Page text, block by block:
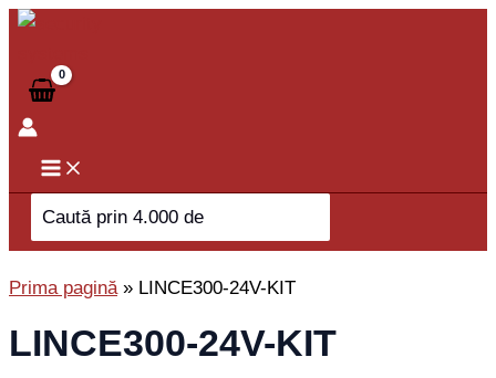
Skip
content
Search
for:
Prima pagină» LINCE300-24V-KIT
LINCE300-24V-KIT